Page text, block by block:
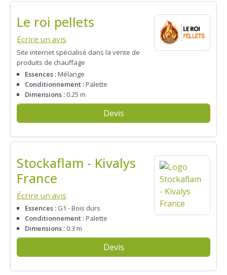
Le roi pellets
Écrire un avis
Site internet spécialisé dans la vente de
produits de chauffage
Essences :Mélange
Conditionnement :Palette
Dimensions : 0.25 m
Devis
Stockaflam - Kivalys
France
Écrire un avis
Essences : G1 - Bois durs
Conditionnement :Palette
Dimensions : 0.3 m
Devis